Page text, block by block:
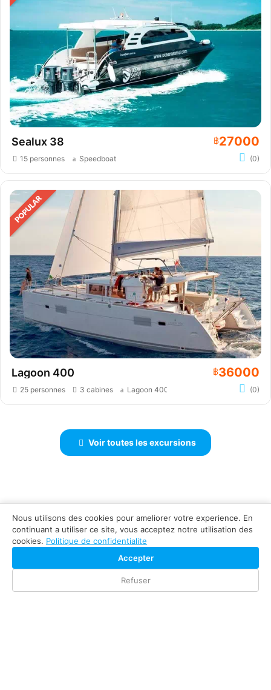
Sealux 38 ฿27000
15 personnes Speedboat (0)
Lagoon 400 ฿36000
25 personnes 3 cabines Lagoon 400 (0)
Voir toutes les excursions
+66-957-269-990
WhatsApp, Telegram
Nous utilisons des cookies pour ameliorer votre experience. En
continuant a utiliser ce site, vous acceptez notre utilisation des
cookies. Politique de confidentialite
Accepter
Refuser